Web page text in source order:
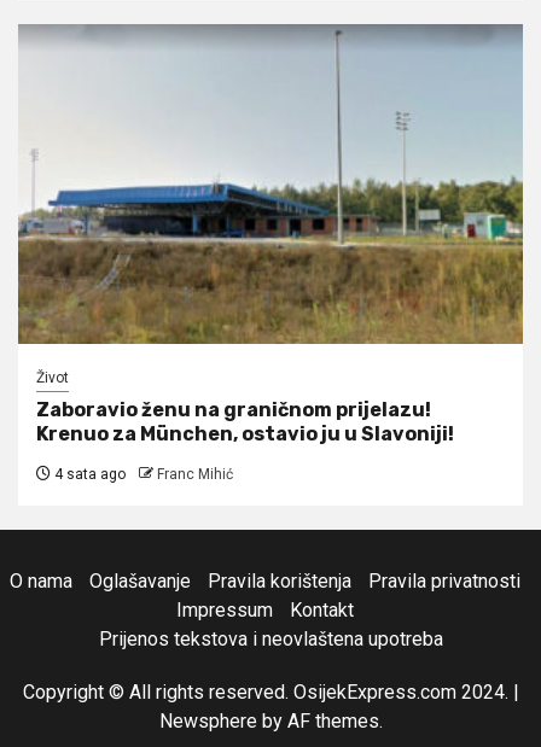
Život
Zaboravio ženu na graničnom prijelazu!
Krenuo za München, ostavio ju u Slavoniji!
4 sata ago Franc Mihić
O nama Oglašavanje Pravila korištenja
Pravila privatnosti
Impressum
Kontakt
Prijenos tekstova i neovlaštena upotreba
Copyright © All rights reserved. OsijekExpress.com 2024. |
Newsphereby AF themes.